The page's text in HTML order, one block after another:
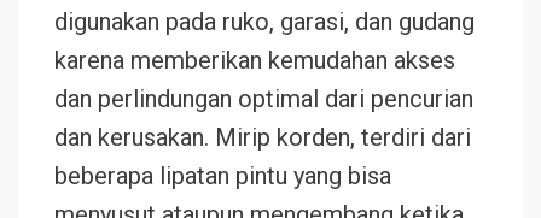
digunakan pada ruko, garasi, dan gudang
karena memberikan kemudahan akses
dan perlindungan optimal dari pencurian
dan kerusakan. Mirip korden, terdiri dari
beberapa lipatan pintu yang bisa